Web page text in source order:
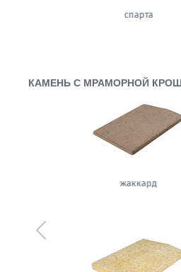
имбирь
КАМЕНЬ С МРАМОРНОЙ
вуаль
Предыдущий